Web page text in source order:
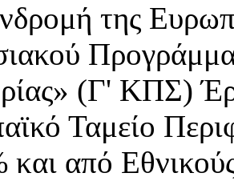
της
(Γ' ΚΠΣ)
Ταμείο
και από